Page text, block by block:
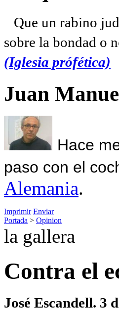
Que un rabino
sobre la bondad o
(Iglesia prófética)
Juan
Hace
paso con el
Alemania.
Imprimir Enviar
Portada > Opinion
la gallera
Contra el
José Escandell. 3